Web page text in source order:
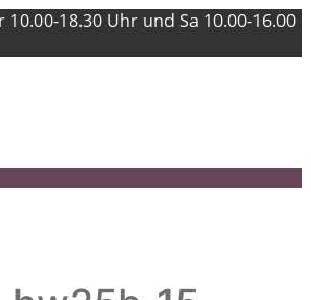
18.30 Uhr und Sa 10.00-16.00